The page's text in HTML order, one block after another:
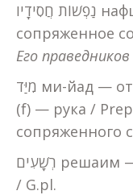
נַפְשׁוֹת חֲסִידָיו нафшот хасид-ав —
сопряженное
Его праведников
(f) — рука /
сопряженного
רְשָׁעִים решаим — от: רָשָׁע раша (m) — злодей
/ G.pl.